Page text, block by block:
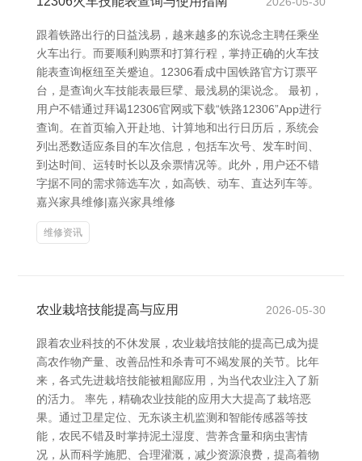
跟着铁路出行的日益浅易，越来越多的东说念主聘任乘坐
火车出行。而要顺利购票和打算行程，掌持正确的火车技
能表查询枢纽至关蹙迫。12306看成中国铁路官方订票平
台，是查询火车技能表最巨擘、最浅易的渠说念。 最初，
用户不错通过拜谒12306官网或下载“铁路12306”App进行
查询。在首页输入开赴地、计算地和出行日历后，系统会
列出悉数适应条目的车次信息，包括车次号、发车时间、
到达时间、运转时长以及余票情况等。此外，用户还不错
字据不同的需求筛选车次，如高铁、动车、直达列车等。
嘉兴家具维修|嘉兴家具维修
维修资讯
农业栽培技能提高与应用 2026-05-30
跟着农业科技的不休发展，农业栽培技能的提高已成为提
高农作物产量、改善品性和杀青可不竭发展的关节。比年
来，各式先进栽培技能被粗鄙应用，为当代农业注入了新
的活力。 率先，精确农业技能的应用大大提高了栽培恶
果。通过卫星定位、无东谈主机监测和智能传感器等技
能，农民不错及时掌持泥土湿度、营养含量和病虫害情
况，从而科学施肥、合理灌溉，减少资源浪费，提高着物